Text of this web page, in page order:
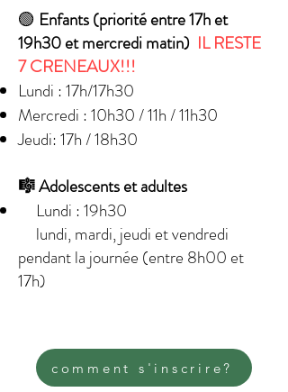
🟢 Enfants (priorité entre 17h et
19h30 et mercredi matin) IL RESTE
7 CRENEAUX!!!
Lundi : 17h/17h30
Mercredi : 10h30 / 11h / 11h30
Jeudi: 17h / 18h30
🎼 Adolescents et adultes
Lundi : 19h30​​
lundi, mardi, jeudi et vendredi
pendant la journée (entre 8h00 et
17h)
comment s'inscrire?